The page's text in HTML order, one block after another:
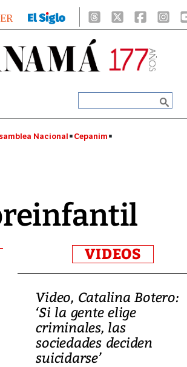
Nacional Cepanim
VIDEOS
Video, Catalina Botero:
‘Si la gente elige
criminales, las
sociedades deciden
suicidarse’